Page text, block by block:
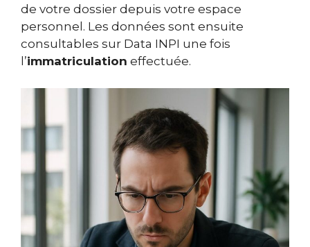
de votre dossier depuis votre espace
personnel. Les données sont ensuite
consultables sur Data INPI une fois
l’immatriculation effectuée.